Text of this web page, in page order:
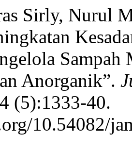
Sirly, Nurul
Sampah
Anorganik”.
4 (5):1333-40.
10.54082/